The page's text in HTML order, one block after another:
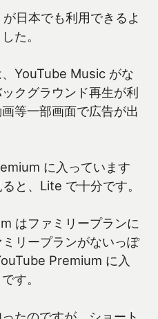
日本でも利用できるよ
た。
YouTube Music がな
クグラウンド再生が利
等一部画面で広告が出
に入っています
と、Lite で十分です。
はファミリープランに
リープランがないっぽ
Premium に入
す。